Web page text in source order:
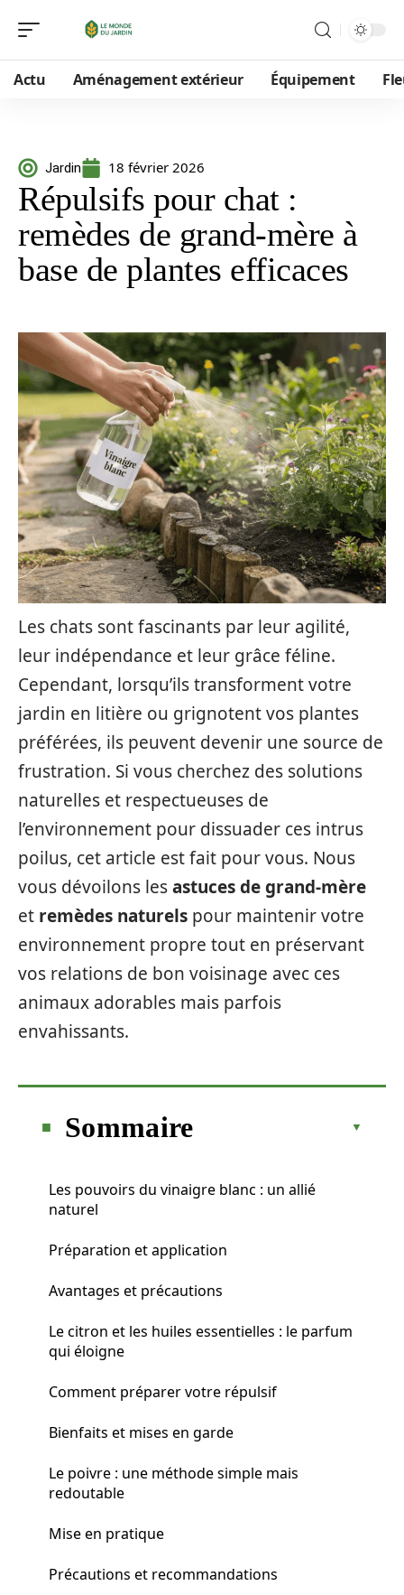
Actu Aménagement extérieur Équipement
Jardin 18 février 2026
Répulsifs pour chat :
remèdes de grand-mère à
base de plantes efficaces
Les chats sont fascinants par leur agilité,
leur indépendance et leur grâce féline.
Cependant, lorsqu’ils transforment votre
jardin en litière ou grignotent vos plantes
préférées, ils peuvent devenir une source de
frustration. Si vous cherchez des solutions
naturelles et respectueuses de
l’environnement pour dissuader ces intrus
poilus, cet article est fait pour vous. Nous
vous dévoilons lesastuces de grand-mère
et remèdes naturels pour maintenir votre
environnement propre tout en préservant
vos relations de bon voisinage avec ces
animaux adorables mais parfois
envahissants.
Sommaire
Les pouvoirs du vinaigre blanc : un allié
naturel
Préparation et application
Avantages et précautions
Le citron et les huiles essentielles : le parfum
qui éloigne
Comment préparer votre répulsif
Bienfaits et mises en garde
Le poivre : une méthode simple mais
redoutable
Mise en pratique
Précautions et recommandations